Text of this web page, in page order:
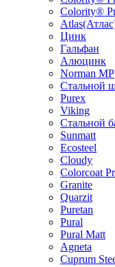
Colority®
Цинк
Гальфан
Алюцинк
Norman MP
Стальной
Purex
Viking
Стальной
Sunmatt
Ecosteel
Cloudy
Colorcoat
Granite
Quarzit
Puretan
Pural
Pural Matt
Agneta
Cuprum